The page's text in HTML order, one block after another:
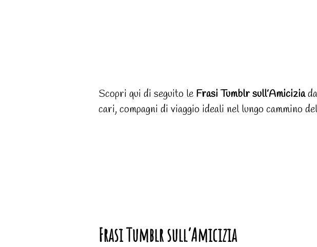
Scopri qui di seguito le Frasi Tumblr sull’Amicizia
cari, compagni di viaggio ideali nel lungo cammino
Frasi Tumblr sull’Amicizia